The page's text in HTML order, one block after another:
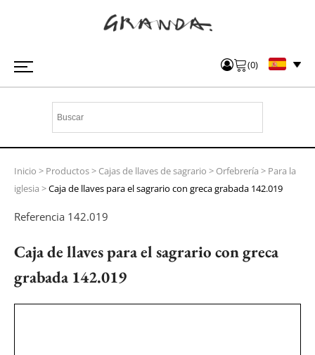
(0)
Inicio > Productos> Cajas de llaves de sagrario > Orfebrería > Para la
iglesia >Caja de llaves para el sagrario con greca grabada 142.019
Referencia 142.019
Caja de llaves para el sagrario con greca
grabada 142.019